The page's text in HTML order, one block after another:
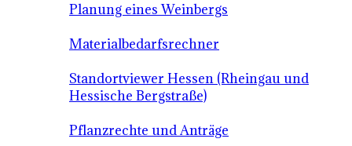
Planung eines Weinbergs
Materialbedarfsrechner
Standortviewer Hessen (Rheingau und
Hessische Bergstraße)
Pflanzrechte und Anträge